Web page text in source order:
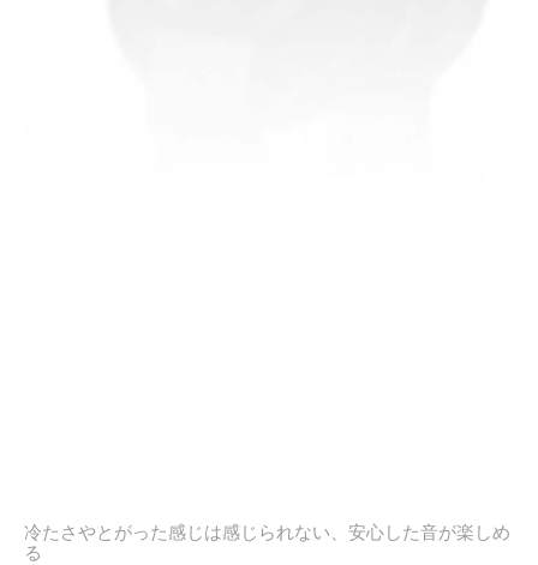
冷たさやとがった感じは感じられない、安心した音が楽しめ
る